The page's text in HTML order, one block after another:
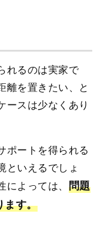
れるのは実家で
離を置きたい、と
ースは少なくあり
ポートを得られる
といえるでしょ
よっては、 問題
ます。